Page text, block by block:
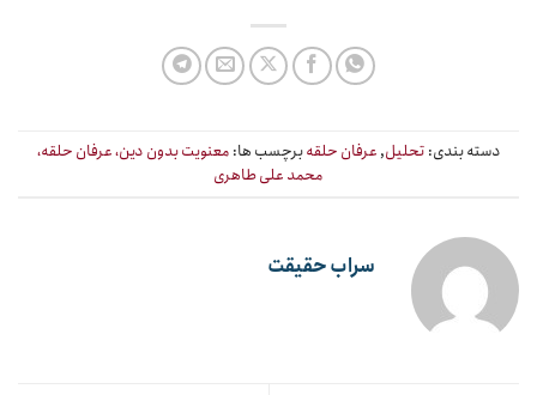
دسته بندی: تحلیل,عرفان حلقهبرچسب ها: معنویت بدون دین، عرفان حلقه،
محمد علی طاهری
سراب حقیقت